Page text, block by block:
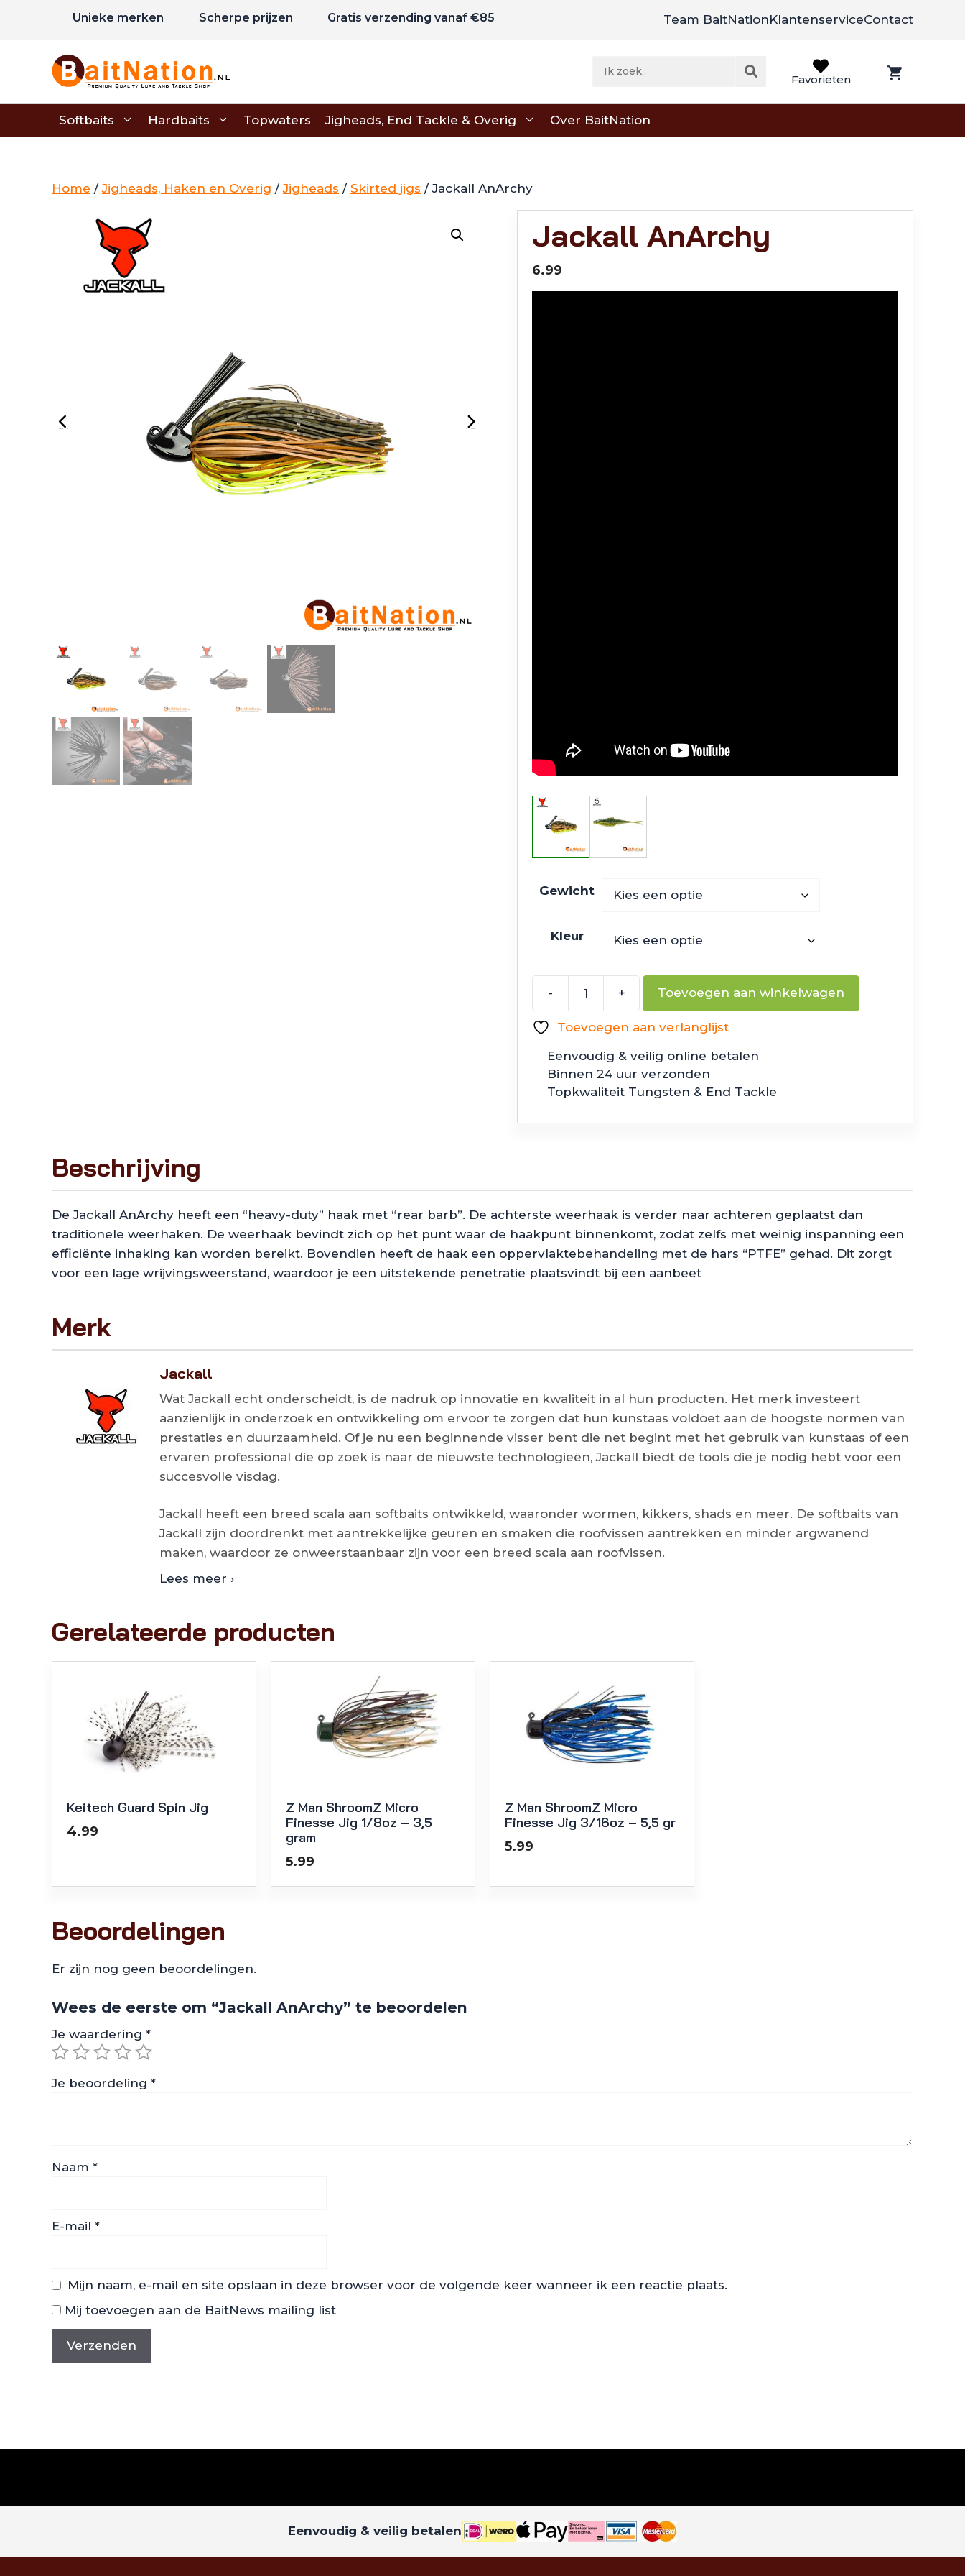
Unieke merken Scherpe prijzen Gratis verzending vanaf €85 Team BaitNationKlantenserviceContact
Favorieten
Softbaits Hardbaits Topwaters Jigheads, End Tackle & Overig Over BaitNation
Home /Jigheads, Haken en Overig /Jigheads / Skirted jigs / Jackall AnArchy
Jackall AnArchy
6.99
Gewicht
Kleur
-
AnArchy
aantal
+ Toevoegen aan winkelwagen
Toevoegen aan verlanglijst
Eenvoudig & veilig online betalen
Binnen 24 uur verzonden
Topkwaliteit Tungsten & End Tackle
Beschrijving
De Jackall AnArchy heeft een “heavy-duty” haak met “rear barb”. De achterste weerhaak is verder naar achteren geplaatst dan
traditionele weerhaken. De weerhaak bevindt zich op het punt waar de haakpunt binnenkomt, zodat zelfs met weinig inspanning een
efficiënte inhaking kan worden bereikt. Bovendien heeft de haak een oppervlaktebehandeling met de hars “PTFE” gehad. Dit zorgt
voor een lage wrijvingsweerstand, waardoor je een uitstekende penetratie plaatsvindt bij een aanbeet
Merk
Jackall
Wat Jackall echt onderscheidt, is de nadruk op innovatie en kwaliteit in al hun producten. Het merk investeert
aanzienlijk in onderzoek en ontwikkeling om ervoor te zorgen dat hun kunstaas voldoet aan de hoogste normen van
prestaties en duurzaamheid. Of je nu een beginnende visser bent die net begint met het gebruik van kunstaas of een
ervaren professional die op zoek is naar de nieuwste technologieën, Jackall biedt de tools die je nodig hebt voor een
succesvolle visdag.
Jackall heeft een breed scala aan softbaits ontwikkeld, waaronder wormen, kikkers, shads en meer. De softbaits van
Jackall zijn doordrenkt met aantrekkelijke geuren en smaken die roofvissen aantrekken en minder argwanend
maken, waardoor ze onweerstaanbaar zijn voor een breed scala aan roofvissen.
Lees meer ›
Gerelateerde producten
Keitech Guard Spin Jig
4.99
Z Man ShroomZ Micro
Finesse Jig 1/8oz – 3,5
gram
5.99
Z Man ShroomZ Micro
Finesse Jig 3/16oz – 5,5 gr
5.99
Beoordelingen
Er zijn nog geen beoordelingen.
Wees de eerste om “Jackall AnArchy” te beoordelen
Je waardering *
Je beoordeling *
Naam *
E-mail *
Mijn naam, e-mail en site opslaan in deze browser voor de volgende keer wanneer ik een reactie plaats.
Mij toevoegen aan de BaitNews mailing list
Eenvoudig & veilig betalen